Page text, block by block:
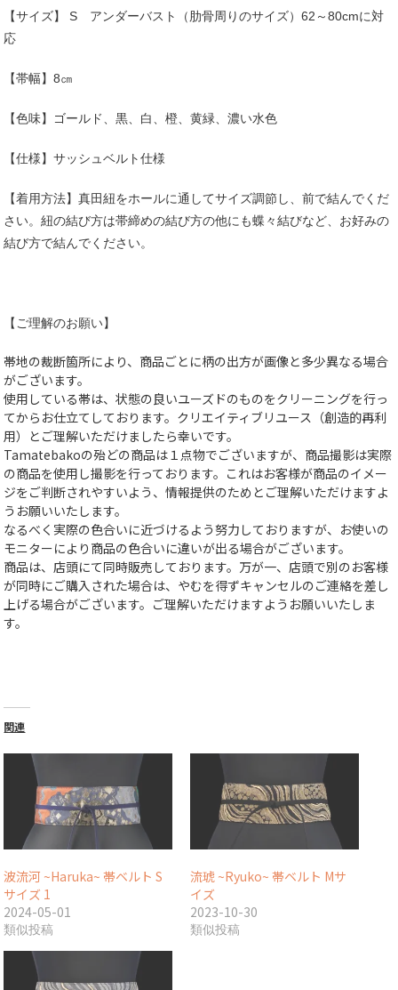
【サイズ】 S アンダーバスト（肋骨周りのサイズ）62～80cmに対
応
【帯幅】8㎝
【色味】ゴールド、黒、白、橙、黄緑、濃い水色
【仕様】サッシュベルト仕様
【着用方法】真田紐をホールに通してサイズ調節し、前で結んでくだ
さい。紐の結び方は帯締めの結び方の他にも蝶々結びなど、お好みの
結び方で結んでください。
【ご理解のお願い】
帯地の裁断箇所により、商品ごとに柄の出方が画像と多少異なる場合
がございます。
使用している帯は、状態の良いユーズドのものをクリーニングを行っ
てからお仕立てしております。クリエイティブリユース（創造的再利
用）とご理解いただけましたら幸いです。
Tamatebakoの殆どの商品は１点物でございますが、商品撮影は実際
の商品を使用し撮影を行っております。これはお客様が商品のイメー
ジをご判断されやすいよう、情報提供のためとご理解いただけますよ
うお願いいたします。
なるべく実際の色合いに近づけるよう努力しておりますが、お使いの
モニターにより商品の色合いに違いが出る場合がございます。
商品は、店頭にて同時販売しております。万が一、店頭で別のお客様
が同時にご購入された場合は、やむを得ずキャンセルのご連絡を差し
上げる場合がございます。ご理解いただけますようお願いいたしま
す。
関連
波流河 ~Haruka~ 帯ベルト S
サイズ 1
2024-05-01
類似投稿
流琥 ~Ryuko~ 帯ベルト Mサ
イズ
2023-10-30
類似投稿